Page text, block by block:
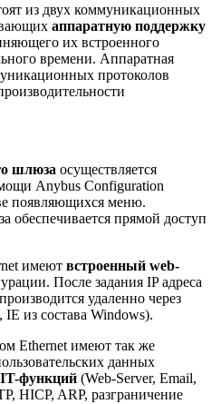
из двух коммуникационных
аппаратную поддержку
их встроенного
времени. Аппаратная
протоколов
шлюза осуществляется
Anybus Configuration
появляющихся меню.
прямой доступ
имеют встроенный web-
После задания IP адреса
удаленно через
из состава Windows).
Ethernet имеют так же
данных
IT-функций (Web-Server, Email,
HICP, ARP, разграничение